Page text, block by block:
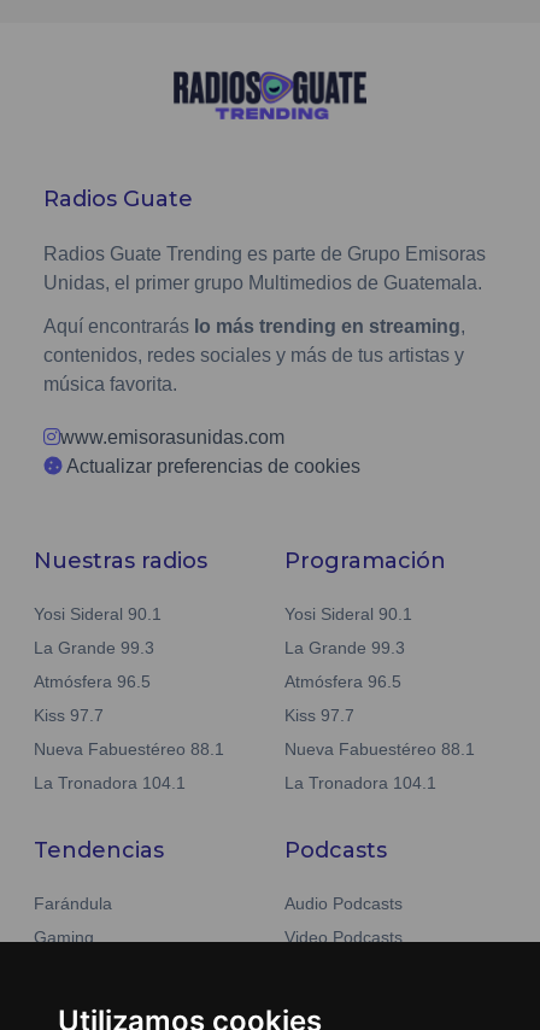
Utilizamos cookies
Radios Guate
Radios Guate Trending es parte de Grupo Emisoras
Unidas, el primer grupo Multimedios de Guatemala.
Aquí encontrarás lo más trending en streaming,
contenidos, redes sociales y más de tus artistas y
música favorita.
www.emisorasunidas.com
Actualizar preferencias de cookies
Nuestras radios
Yosi Sideral 90.1
La Grande 99.3
Atmósfera 96.5
Kiss 97.7
Nueva Fabuestéreo 88.1
La Tronadora 104.1
Programación
Yosi Sideral 90.1
La Grande 99.3
Atmósfera 96.5
Kiss 97.7
Nueva Fabuestéreo 88.1
La Tronadora 104.1
Tendencias
Farándula
Gaming
Moda y belleza
Podcasts
Audio Podcasts
Video Podcasts
Otros Sitios